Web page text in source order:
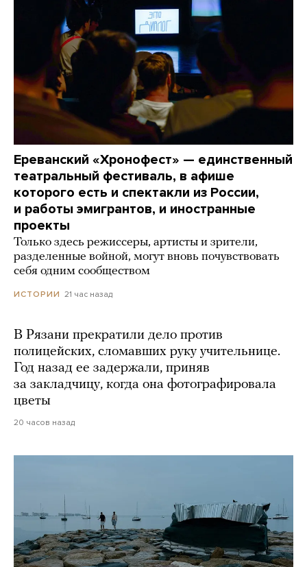
Ереванский «Хронофест» — единственный
театральный фестиваль, в афише
которого есть и спектакли из России,
и работы эмигрантов, и иностранные
проекты
Только здесь режиссеры, артисты и зрители,
разделенные войной, могут вновь почувствовать
себя одним сообществом
ИСТОРИИ 21 час назад
В Рязани прекратили дело против
полицейских, сломавших руку учительнице.
Год назад ее задержали, приняв
за закладчицу, когда она фотографировала
цветы
20 часов назад